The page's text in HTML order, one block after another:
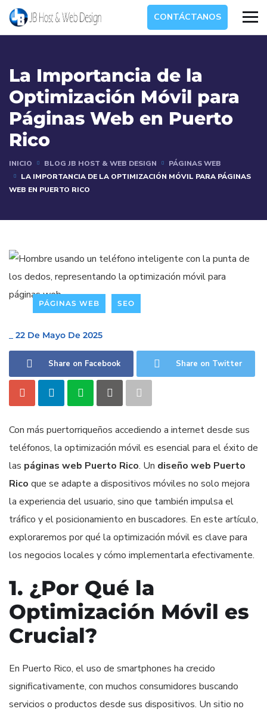
CONTÁCTANOS
La Importancia de la
Optimización Móvil para
Páginas Web en Puerto
Rico
INICIO BLOG JB HOST & WEB DESIGN
PÁGINAS WEB
LA IMPORTANCIA DE LA OPTIMIZACIÓN MÓVIL PARA PÁGINAS
WEB EN PUERTO RICO
PÁGINAS WEB SEO
22 De Mayo De 2025
Share on Facebook Share on Twitter
Con más puertorriqueños accediendo a internet desde sus
teléfonos, la optimización móvil es esencial para el éxito de
las páginas web Puerto Rico. Un diseño web Puerto
Rico que se adapte a dispositivos móviles no solo mejora
la experiencia del usuario, sino que también impulsa el
tráfico y el posicionamiento en buscadores. En este artículo,
exploraremos por qué la optimización móvil es clave para
los negocios locales y cómo implementarla efectivamente.
1. ¿Por Qué la
Optimización Móvil es
Crucial?
En Puerto Rico, el uso de smartphones ha crecido
significativamente, con muchos consumidores buscando
servicios o productos desde sus dispositivos. Un sitio no